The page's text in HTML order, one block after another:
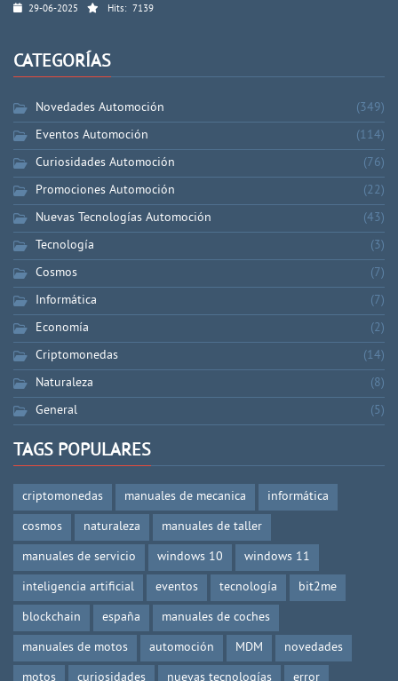
29-06-2025 Hits: 7139
CATEGORÍAS
Novedades Automoción
(349)
Eventos Automoción
(114)
Curiosidades Automoción
(76)
Promociones Automoción
(22)
Nuevas Tecnologías Automoción
(43)
Tecnología
(3)
Cosmos
(7)
Informática
(7)
Economía
(2)
Criptomonedas
(14)
Naturaleza
(8)
General
(5)
TAGS POPULARES
criptomonedas manuales de mecanica
informática
cosmos
naturaleza
manuales de taller
manuales de servicio
windows 10
windows 11
inteligencia artificial
eventos tecnología
bit2me
blockchain
españa
manuales de coches
manuales de motos
automoción MDM
novedades
motos
curiosidades nuevas tecnologías error